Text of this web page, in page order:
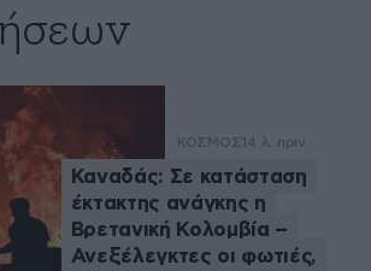
ΚΟΣΜΟΣ 14 λ. πριν
Καναδάς: Σε κατάσταση
έκτακτης ανάγκης η
Βρετανική Κολομβία –
Ανεξέλεγκτες οι φωτιές,